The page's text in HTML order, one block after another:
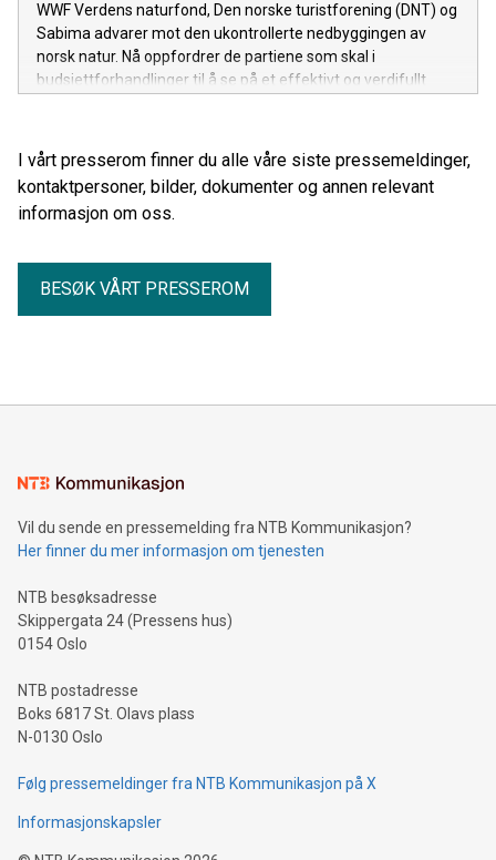
WWF Verdens naturfond, Den norske turistforening (DNT) og
Sabima advarer mot den ukontrollerte nedbyggingen av
norsk natur. Nå oppfordrer de partiene som skal i
budsjettforhandlinger til å se på et effektivt og verdifullt
I vårt presserom finner du alle våre siste pressemeldinger,
kontaktpersoner, bilder, dokumenter og annen relevant
informasjon om oss.
BESØK VÅRT PRESSEROM
Vil du sende en pressemelding fra NTB Kommunikasjon?
Her finner du mer informasjon om tjenesten
NTB besøksadresse
Skippergata 24 (Pressens hus)
0154 Oslo
NTB postadresse
Boks 6817 St. Olavs plass
N-0130 Oslo
Følg pressemeldinger fra NTB Kommunikasjon på X
Informasjonskapsler